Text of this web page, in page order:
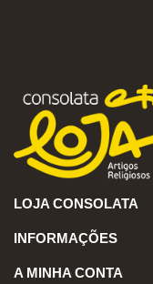
LOJA CONSOLATA
INFORMAÇÕES
A MINHA CONTA